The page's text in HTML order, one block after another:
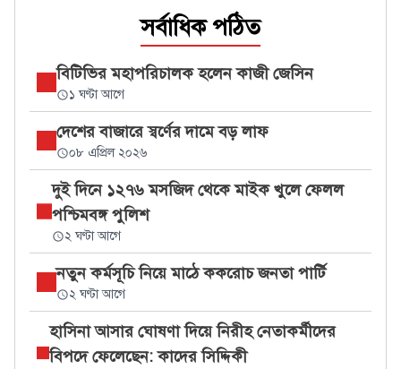
সর্বাধিক পঠিত
বিটিভির মহাপরিচালক হলেন কাজী জেসিন
১ ঘণ্টা আগে
দেশের বাজারে স্বর্ণের দামে বড় লাফ
০৮ এপ্রিল ২০২৬
দুই দিনে ১২৭৬ মসজিদ থেকে মাইক খুলে ফেলল
পশ্চিমবঙ্গ পুলিশ
২ ঘণ্টা আগে
নতুন কর্মসূচি নিয়ে মাঠে ককরোচ জনতা পার্টি
২ ঘণ্টা আগে
হাসিনা আসার ঘোষণা দিয়ে নিরীহ নেতাকর্মীদের
বিপদে ফেলেছেন: কাদের সিদ্দিকী